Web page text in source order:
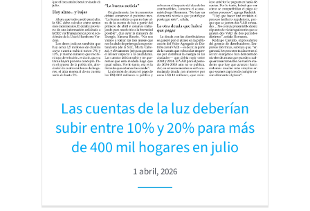
Las cuentas de la luz deberían
subir entre 10% y 20% para más
de 400 mil hogares en julio
1 abril, 2026